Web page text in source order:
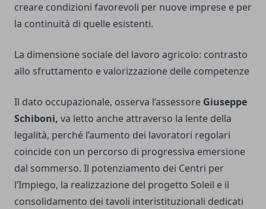
creare condizioni favorevoli per nuove imprese e per
la continuità di quelle esistenti.
La dimensione sociale del lavoro agricolo: contrasto
allo sfruttamento e valorizzazione delle competenze
Il dato occupazionale, osserva l’assessore Giuseppe
Schiboni, va letto anche attraverso la lente della
legalità, perché l’aumento dei lavoratori regolari
coincide con un percorso di progressiva emersione
dal sommerso. Il potenziamento dei Centri per
l’Impiego, la realizzazione del progetto Soleil e il
consolidamento dei tavoli interistituzionali dedicati